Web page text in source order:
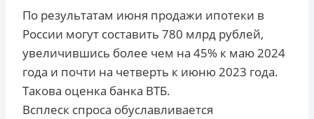
По результатам июня продажи ипотеки в
России могут составить 780 млрд рублей,
увеличившись более чем на 45% к маю 2024
года и почти на четверть к июню 2023 года.
Такова оценка банка ВТБ.
Всплеск спроса обуславливается